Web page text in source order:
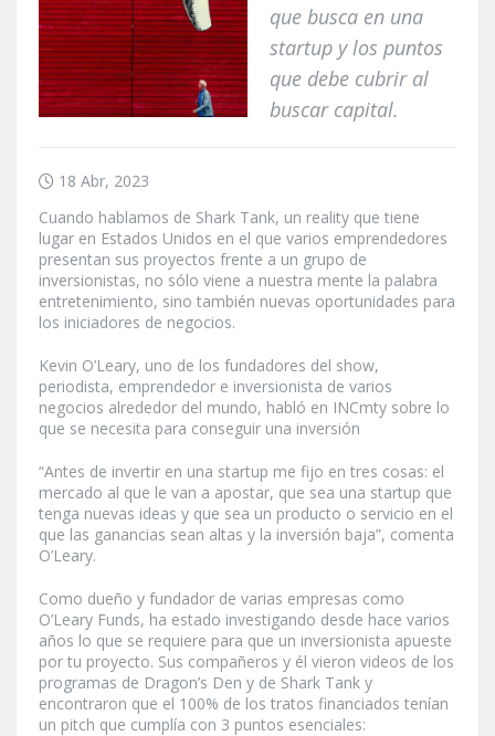
que busca en una
startup y los puntos
que debe cubrir al
buscar capital.
18 Abr, 2023
Cuando hablamos de Shark Tank, un reality que tiene
lugar en Estados Unidos en el que varios emprendedores
presentan sus proyectos frente a un grupo de
inversionistas, no sólo viene a nuestra mente la palabra
entretenimiento, sino también nuevas oportunidades para
los iniciadores de negocios.
Kevin O’Leary, uno de los fundadores del show,
periodista, emprendedor e inversionista de varios
negocios alrededor del mundo, habló en INCmty sobre lo
que se necesita para conseguir una inversión
“Antes de invertir en una startup me fijo en tres cosas: el
mercado al que le van a apostar, que sea una startup que
tenga nuevas ideas y que sea un producto o servicio en el
que las ganancias sean altas y la inversión baja”, comenta
O’Leary.
Como dueño y fundador de varias empresas como
O’Leary Funds, ha estado investigando desde hace varios
años lo que se requiere para que un inversionista apueste
por tu proyecto. Sus compañeros y él vieron videos de los
programas de Dragon’s Den y de Shark Tank y
encontraron que el 100% de los tratos financiados tenían
un pitch que cumplía con 3 puntos esenciales: